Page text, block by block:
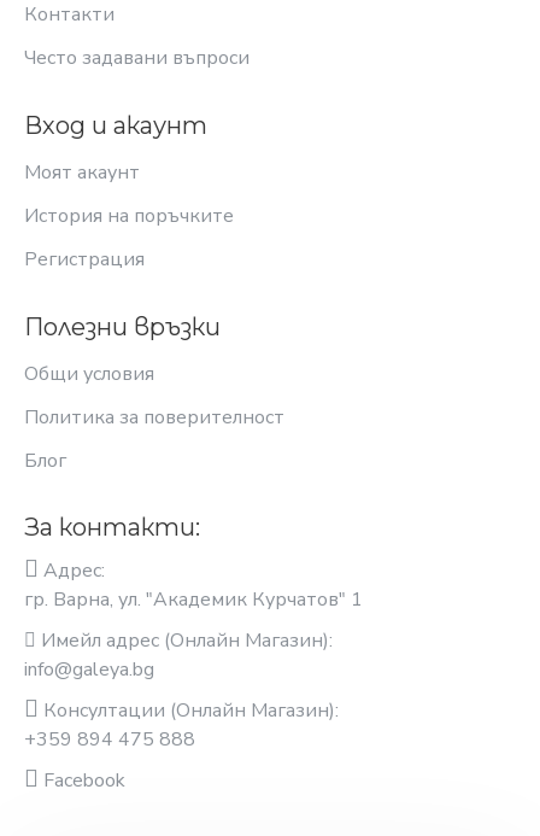
Контакти
Често задавани въпроси
Вход и акаунт
Моят акаунт
История на поръчките
Регистрация
Полезни връзки
Общи условия
Политика за поверителност
Блог
За контакти:
Адрес:
гр. Варна, ул. "Академик Курчатов" 1
Имейл адрес (Онлайн Магазин):
info@galeya.bg
Консултации (Онлайн Магазин):
+359 894 475 888
Facebook